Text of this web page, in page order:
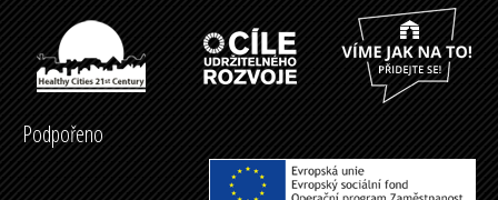
Podpořeno